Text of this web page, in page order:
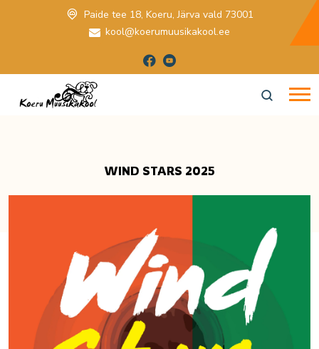
Paide tee 18, Koeru, Järva vald 73001
kool@koerumuusikakool.ee
WIND STARS 2025